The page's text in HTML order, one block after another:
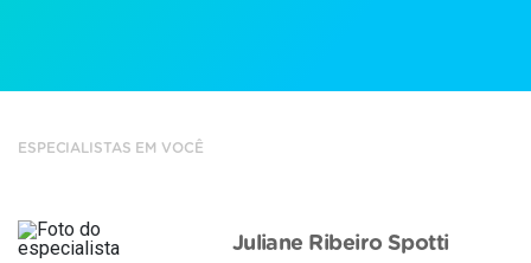
ESPECIALISTAS EM VOCÊ
Juliane Ribeiro Spotti